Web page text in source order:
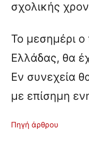
σχολικής
Το μεσημέρι
Ελλάδας, θα
Εν συνεχεία
με επίσημη
Πηγή άρθρου